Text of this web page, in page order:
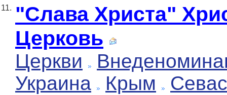
11. "Слава Христа"
Церковь
Церкви
Украина
Крым